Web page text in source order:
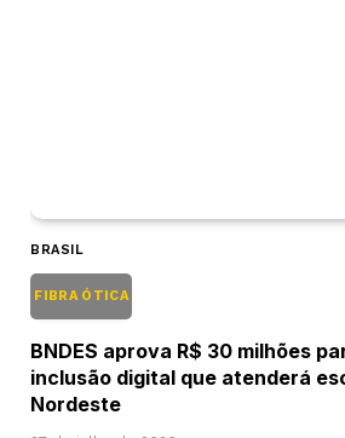
BRASIL
FIBRA ÓTICA
BNDES aprova R$ 30 milhões
inclusão digital que atenderá
Nordeste